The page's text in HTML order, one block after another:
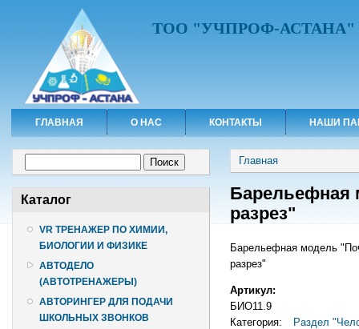
ТОО "УЧПРОФ-АСТАНА"
ГЛАВНАЯ О НАС КОНТАКТЫ НАШИ
Каталог
VR ТРЕНАЖЕР ПО ХИМИИ,
БИОЛОГИИ И ФИЗИКЕ
АВТОДЕЛО
(АВТОТРЕНАЖЕРЫ)
АВТОРИНГЕР ДЛЯ ПОДАЧИ
ШКОЛЬНЫХ ЗВОНКОВ
Вы здесь
Главная
Барельефная
разрез"
Барельефная модель
разрез"
Артикул:
БИО11.9
Категория:
Раздел